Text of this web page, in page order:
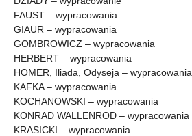
FAUST – wypracowania
GIAUR – wypracowania
GOMBROWICZ – wypracowania
HERBERT – wypracowania
HOMER, Iliada, Odyseja – wypracowania
KAFKA – wypracowania
KOCHANOWSKI – wypracowania
KONRAD WALLENROD – wypracowania
KRASICKI – wypracowania